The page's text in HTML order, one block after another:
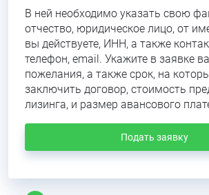
В ней необходимо указать свою
отчество, юридическое лицо, от
вы действуете, ИНН, а также
телефон, email. Укажите в заявке
пожелания, а также срок, на
заключить договор, стоимость
лизинга, и размер авансового
Подать заявку